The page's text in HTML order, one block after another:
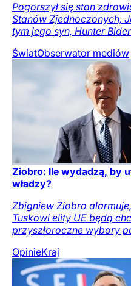
Pogorszył się stan
Stanów Zjednoczonych,
tym jego syn, Hunter
ŚwiatObserwator mediów
Ziobro: Ile wydadzą, by
władzy?
Zbigniew Ziobro
Tuskowi elity UE będą
przyszłoroczne wybory
OpinieKraj